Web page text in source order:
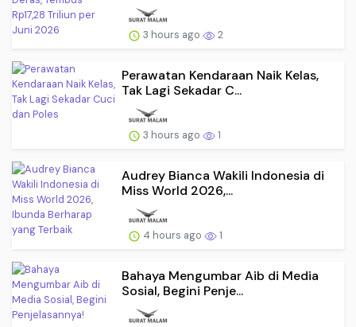
3 hours ago 2
Perawatan Kendaraan Naik Kelas,
Tak Lagi Sekadar C...
3 hours ago 1
Audrey Bianca Wakili Indonesia di
Miss World 2026,...
4 hours ago 1
Bahaya Mengumbar Aib di Media
Sosial, Begini Penje...